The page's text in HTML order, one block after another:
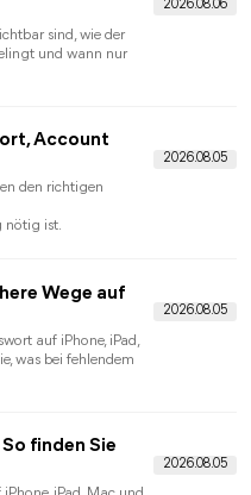
wieder nutzen: Sperrart
Datenverlust einplanen
So schalten Sie
dem iPhone deaktivieren,
iPhone: So klappt
Code und Android
Passwort und beheben Sie